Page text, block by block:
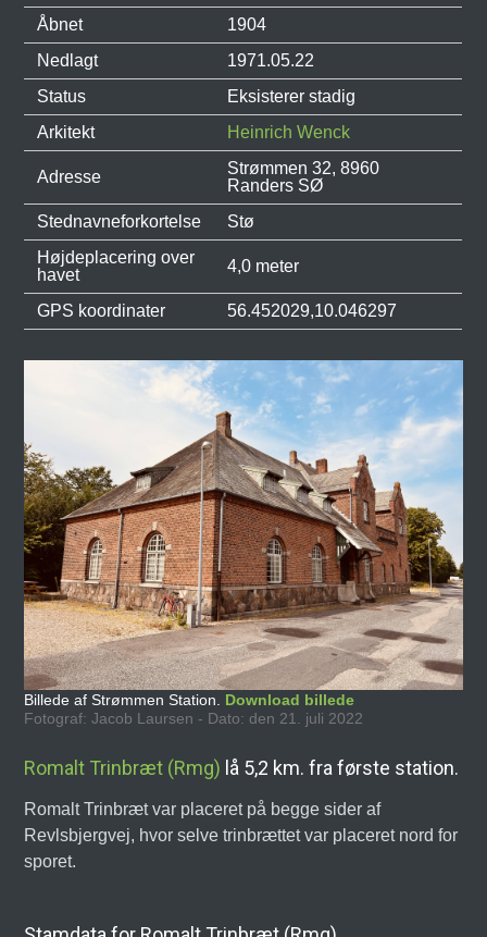
Åbnet
1904
Nedlagt
1971.05.22
Status
Eksisterer stadig
Arkitekt
Heinrich Wenck
Adresse
Strømmen 32, 8960
Randers SØ
Stednavneforkortelse
Stø
Højdeplacering over
havet
4,0 meter
GPS koordinater 56.452029,10.046297
Billede af Strømmen Station. Download billede
Fotograf: Jacob Laursen - Dato: den 21. juli 2022
Romalt Trinbræt (Rmg) lå 5,2 km. fra første station.
Romalt Trinbræt var placeret på begge sider af
Revlsbjergvej, hvor selve trinbrættet var placeret nord for
sporet.